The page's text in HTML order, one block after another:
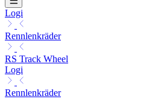
Logi
Rennlenkräder
RS Track Wheel
Logi
Rennlenkräder